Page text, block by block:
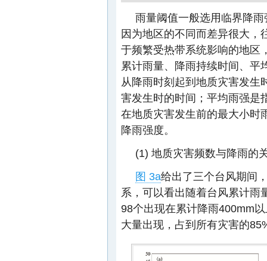
雨量阈值一般选用临界降
因为地区的不同而差异很大，
于频繁受热带系统影响的地区
累计雨量、降雨持续时间、平
从降雨时刻起到地质灾害发生
害发生时的时间；平均雨强是
在地质灾害发生前的最大小时
降雨强度。
(1) 地质灾害频数与降雨的
图 3a给出了三个台风期间
系，可以看出随着台风累计雨
98个出现在累计降雨400mm
大量出现，占到所有灾害的